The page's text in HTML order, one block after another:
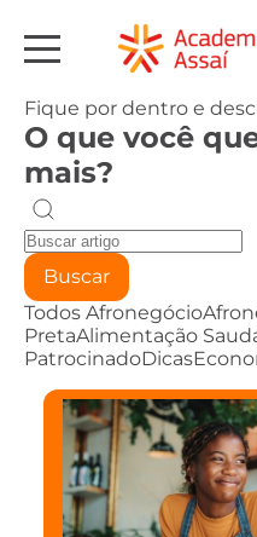
Fique por dentro e
O que você
mais?
Buscar
Todos Afronegócio
PretaAlimentação
PatrocinadoDicas